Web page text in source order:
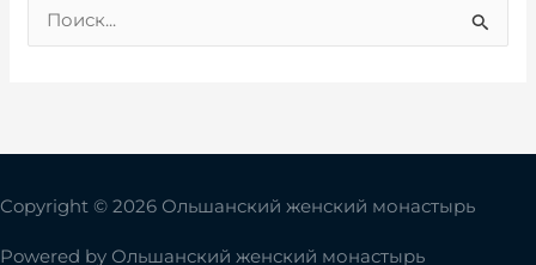
:
Copyright © 2026 Ольшанский женский монастырь
Powered by Ольшанский женский монастырь